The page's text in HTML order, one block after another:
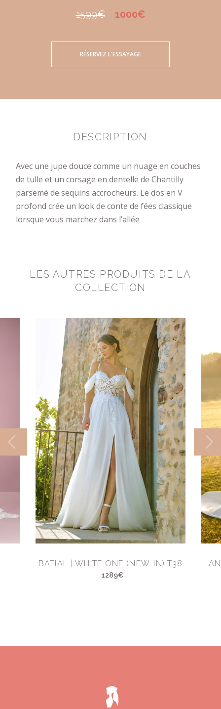
1599€ 1000€
RÉSERVEZ L'ESSAYAGE
DESCRIPTION
Avec une jupe douce comme un nuage en couches
de tulle et un corsage en dentelle de Chantilly
parsemé de sequins accrocheurs. Le dos en V
profond crée un look de conte de fées classique
lorsque vous marchez dans l’allée
LES AUTRES PRODUITS DE LA
COLLECTION
BATIAL | WHITE ONE (NEW-IN) T38
1289€